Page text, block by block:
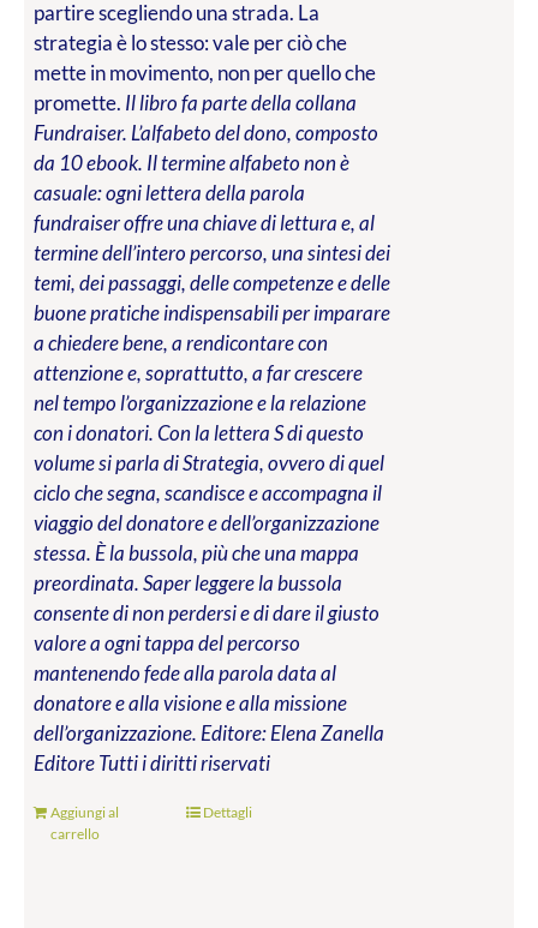
partire scegliendo una strada. La
strategia è lo stesso: vale per ciò che
mette in movimento, non per quello che
promette. Il libro fa parte della collana
Fundraiser. L’alfabeto del dono, composto
da 10 ebook. Il termine alfabeto non è
casuale: ogni lettera della parola
fundraiser offre una chiave di lettura e, al
termine dell’intero percorso, una sintesi dei
temi, dei passaggi, delle competenze e delle
buone pratiche indispensabili per imparare
a chiedere bene, a rendicontare con
attenzione e, soprattutto, a far crescere
nel tempo l’organizzazione e la relazione
con i donatori. Con la lettera S di questo
volume si parla di Strategia, ovvero di quel
ciclo che segna, scandisce e accompagna il
viaggio del donatore e dell’organizzazione
stessa. È la bussola, più che una mappa
preordinata. Saper leggere la bussola
consente di non perdersi e di dare il giusto
valore a ogni tappa del percorso
mantenendo fede alla parola data al
donatore e alla visione e alla missione
dell’organizzazione. Editore: Elena Zanella
EditoreTutti i diritti riservati
Aggiungi al
carrello
Dettagli